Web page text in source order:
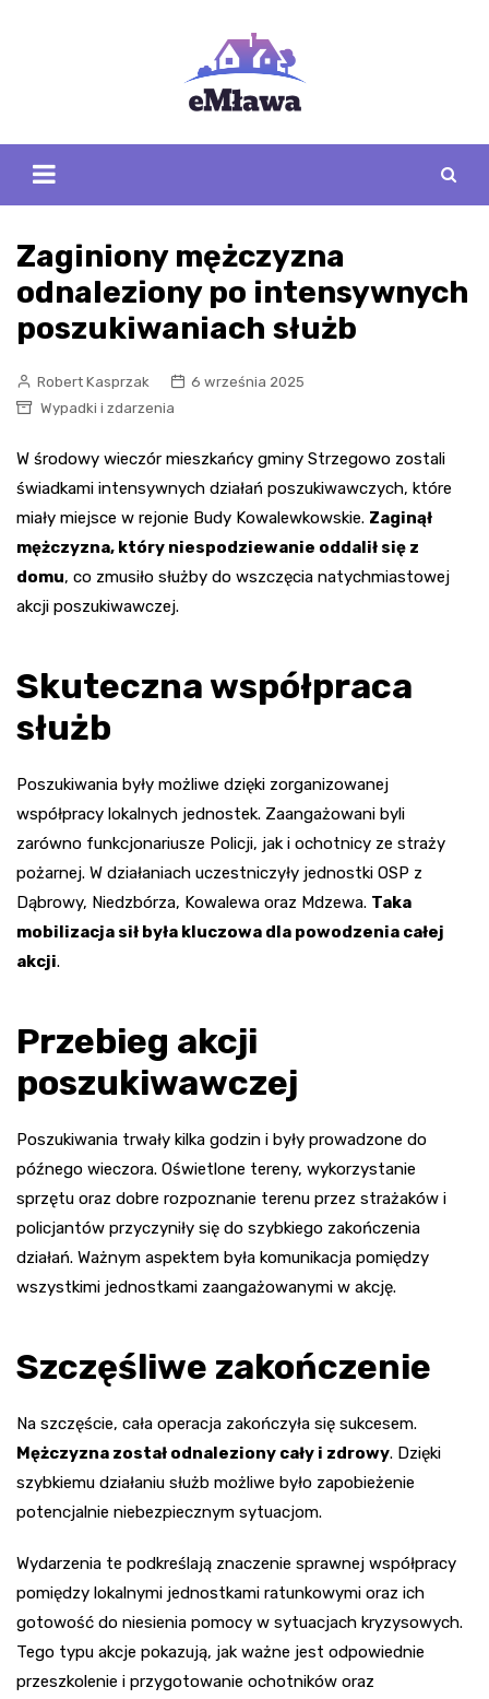
Zaginiony mężczyzna
odnaleziony po intensywnych
poszukiwaniach służb
Robert Kasprzak
6 września 2025
Wypadki i zdarzenia
W środowy wieczór mieszkańcy gminy Strzegowo zostali
świadkami intensywnych działań poszukiwawczych, które
miały miejsce w rejonie Budy Kowalewkowskie. Zaginął
mężczyzna, który niespodziewanie oddalił się z
domu, co zmusiło służby do wszczęcia natychmiastowej
akcji poszukiwawczej.
Skuteczna współpraca
służb
Poszukiwania były możliwe dzięki zorganizowanej
współpracy lokalnych jednostek. Zaangażowani byli
zarówno funkcjonariusze Policji, jak i ochotnicy ze straży
pożarnej. W działaniach uczestniczyły jednostki OSP z
Dąbrowy, Niedzbórza, Kowalewa oraz Mdzewa. Taka
mobilizacja sił była kluczowa dla powodzenia całej
akcji.
Przebieg akcji
poszukiwawczej
Poszukiwania trwały kilka godzin i były prowadzone do
późnego wieczora. Oświetlone tereny, wykorzystanie
sprzętu oraz dobre rozpoznanie terenu przez strażaków i
policjantów przyczyniły się do szybkiego zakończenia
działań. Ważnym aspektem była komunikacja pomiędzy
wszystkimi jednostkami zaangażowanymi w akcję.
Szczęśliwe zakończenie
Na szczęście, cała operacja zakończyła się sukcesem.
Mężczyzna został odnaleziony cały i zdrowy. Dzięki
szybkiemu działaniu służb możliwe było zapobieżenie
potencjalnie niebezpiecznym sytuacjom.
Wydarzenia te podkreślają znaczenie sprawnej współpracy
pomiędzy lokalnymi jednostkami ratunkowymi oraz ich
gotowość do niesienia pomocy w sytuacjach kryzysowych.
Tego typu akcje pokazują, jak ważne jest odpowiednie
przeszkolenie i przygotowanie ochotników oraz